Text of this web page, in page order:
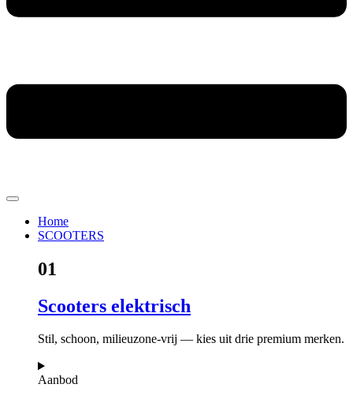
Home
SCOOTERS
01
Scooters elektrisch
Stil, schoon, milieuzone-vrij — kies uit drie premium merken.
Aanbod